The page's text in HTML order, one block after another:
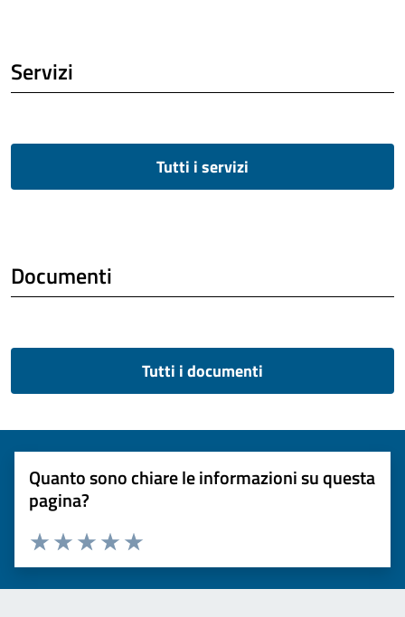
Servizi
Tutti i servizi
Documenti
Tutti i documenti
Quanto sono chiare le informazioni su questa
pagina?
Valuta 5 stelle su 5
Valuta 4 stelle su 5
Valuta 3 stelle su 5
Valuta 2 stelle su 5
Valuta 1 stelle su 5